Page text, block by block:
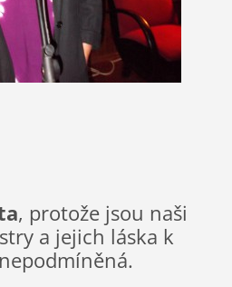
, protože jsou naši
a jejich láska k